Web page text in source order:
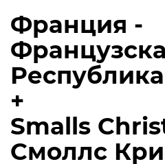
Франция -
Республика
+
Smalls
Смоллс